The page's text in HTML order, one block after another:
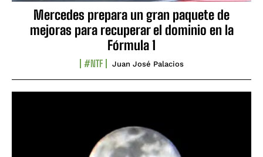
Mercedes prepara un gran paquete de
mejoras para recuperar el dominio en la
Fórmula 1
#NTF Juan José Palacios